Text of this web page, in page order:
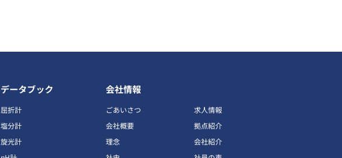
データブック
屈折計
塩分計
旋光計
会社情報
ごあいさつ
会社概要
理念
求人情報
拠点紹介
会社紹介